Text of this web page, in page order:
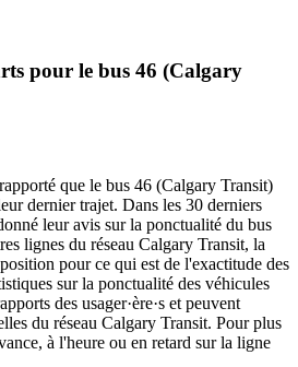
pour le bus 46 (Calgary
que le bus 46 (Calgary Transit)
dernier trajet. Dans les 30 derniers
leur avis sur la ponctualité du bus
lignes du réseau Calgary Transit, la
pour ce qui est de l'exactitude des
sur la ponctualité des véhicules
des usager·ère·s et peuvent
du réseau Calgary Transit. Pour plus
à l'heure ou en retard sur la ligne